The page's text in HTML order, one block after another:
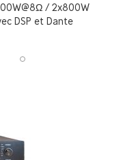
/ 2x800W
DSP et Dante